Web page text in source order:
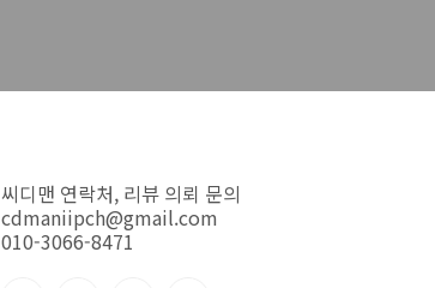
씨디맨 연락처, 리뷰 의뢰 문의
cdmaniipch@gmail.com
010-3066-8471